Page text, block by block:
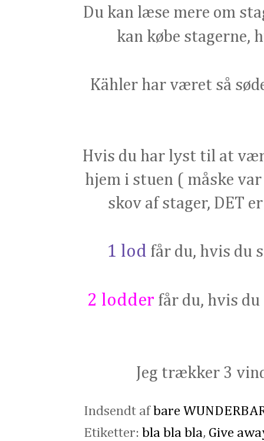
Du kan læse mere om
kan købe stagerne,
Kähler har været så
Hvis du har lyst til at
hjem i stuen ( måske
skov af stager, DET
1 lod får du, hvis du
2 lodder får du, hvis
Jeg trækker 3
Indsendt af bare
Etiketter: bla bla bla, Give